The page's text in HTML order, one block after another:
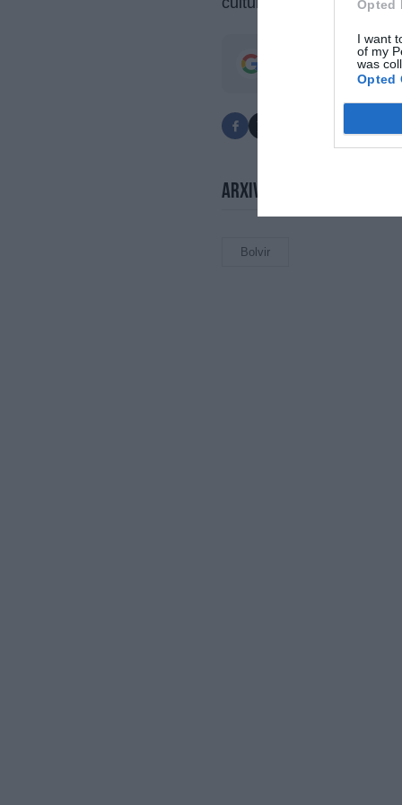
Opted
I want
of my
was
Opted
Top Girona
Estigues informat amb
Arxivat a
Bolvir